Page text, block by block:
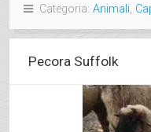
Categoria: Animali,
Pecora Suffolk